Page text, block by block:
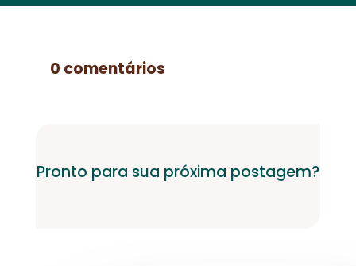
0 comentários
Pronto para sua próxima postagem?